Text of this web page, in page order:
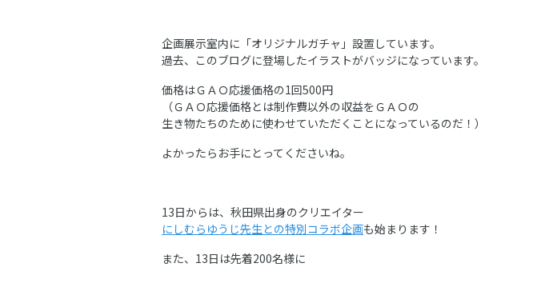
企画展示室内に「オリジナルガチャ」設置しています。
過去、このブログに登場したイラストがバッジになっています。
価格はＧＡＯ応援価格の1回500円
（ＧＡＯ応援価格とは制作費以外の収益をＧＡＯの
生き物たちのために使わせていただくことになっているのだ！）
よかったらお手にとってくださいね。
13日からは、秋田県出身のクリエイター
にしむらゆうじ先生との特別コラボ企画も始まります！
また、13日は先着200名様に